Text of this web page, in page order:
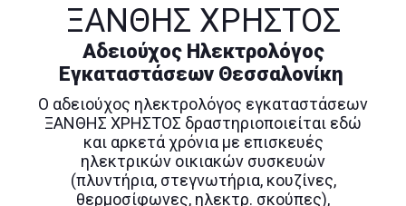
ΞΑΝΘΗΣ ΧΡΗΣΤΟΣ
Αδειούχος Ηλεκτρολόγος
Εγκαταστάσεων Θεσσαλονίκη
Ο αδειούχος ηλεκτρολόγος εγκαταστάσεων
ΞΑΝΘΗΣ ΧΡΗΣΤΟΣ δραστηριοποιείται εδώ
και αρκετά χρόνια με επισκευές
ηλεκτρικών οικιακών συσκευών
(πλυντήρια, στεγνωτήρια, κουζίνες,
θερμοσίφωνες, ηλεκτρ. σκούπες),